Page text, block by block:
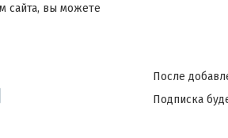
сайта, вы можете
После
Подписка